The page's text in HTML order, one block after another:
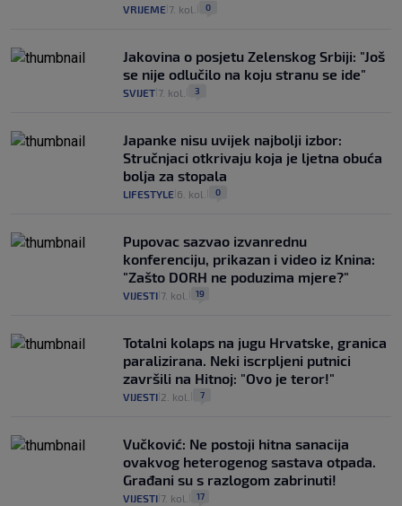
VRIJEME 7. kol. 0
Jakovina o posjetu Zelenskog Srbiji: "Još
se nije odlučilo na koju stranu se ide"
SVIJET 7. kol. 3
Japanke nisu uvijek najbolji izbor:
Stručnjaci otkrivaju koja je ljetna obuća
bolja za stopala
LIFESTYLE 6. kol. 0
Pupovac sazvao izvanrednu
konferenciju, prikazan i video iz Knina:
"Zašto DORH ne poduzima mjere?"
VIJESTI 7. kol. 19
Totalni kolaps na jugu Hrvatske, granica
paralizirana. Neki iscrpljeni putnici
završili na Hitnoj: "Ovo je teror!"
VIJESTI 2. kol. 7
Vučković: Ne postoji hitna sanacija
ovakvog heterogenog sastava otpada.
Građani su s razlogom zabrinuti!
VIJESTI 7. kol. 17